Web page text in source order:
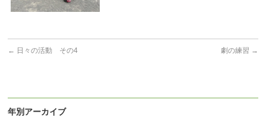
← 日々の活動 その4 劇の練習 →
年別アーカイブ